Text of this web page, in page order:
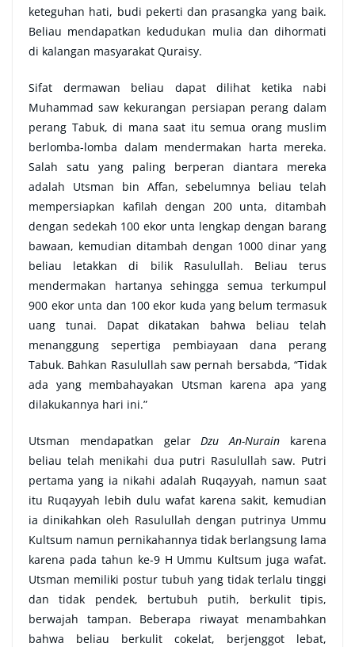
keteguhan hati, budi pekerti dan prasangka yang baik.
Beliau mendapatkan kedudukan mulia dan dihormati
di kalangan masyarakat Quraisy.
Sifat dermawan beliau dapat dilihat ketika nabi
Muhammad saw kekurangan persiapan perang dalam
perang Tabuk, di mana saat itu semua orang muslim
berlomba-lomba dalam mendermakan harta mereka.
Salah satu yang paling berperan diantara mereka
adalah Utsman bin Affan, sebelumnya beliau telah
mempersiapkan kafilah dengan 200 unta, ditambah
dengan sedekah 100 ekor unta lengkap dengan barang
bawaan, kemudian ditambah dengan 1000 dinar yang
beliau letakkan di bilik Rasulullah. Beliau terus
mendermakan hartanya sehingga semua terkumpul
900 ekor unta dan 100 ekor kuda yang belum termasuk
uang tunai. Dapat dikatakan bahwa beliau telah
menanggung sepertiga pembiayaan dana perang
Tabuk. Bahkan Rasulullah saw pernah bersabda, “Tidak
ada yang membahayakan Utsman karena apa yang
dilakukannya hari ini.”
Utsman mendapatkan gelarDzu An-Nurain karena
beliau telah menikahi dua putri Rasulullah saw. Putri
pertama yang ia nikahi adalah Ruqayyah, namun saat
itu Ruqayyah lebih dulu wafat karena sakit, kemudian
ia dinikahkan oleh Rasulullah dengan putrinya Ummu
Kultsum namun pernikahannya tidak berlangsung lama
karena pada tahun ke-9 H Ummu Kultsum juga wafat.
Utsman memiliki postur tubuh yang tidak terlalu tinggi
dan tidak pendek, bertubuh putih, berkulit tipis,
berwajah tampan. Beberapa riwayat menambahkan
bahwa beliau berkulit cokelat, berjenggot lebat,